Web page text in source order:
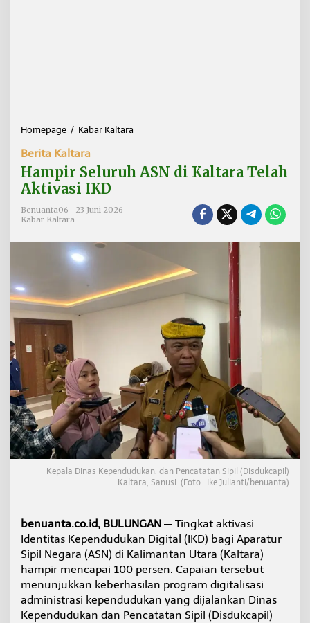
Homepage / Kabar Kaltara
p
i
u
h
A
S
a
l
t
a
a
T
e
l
a
t
i
v
a
s
i
I
K
Berita Kaltara
Hampir Seluruh ASN di Kaltara Telah
Aktivasi IKD
Benuanta06
23 Juni 2026
Kabar Kaltara
Kepala Dinas Kependudukan, dan Pencatatan Sipil (Disdukcapil)
Kaltara, Sanusi. (Foto : Ike Julianti/benuanta)
benuanta.co.id, BULUNGAN — Tingkat aktivasi
Identitas Kependudukan Digital (IKD) bagi Aparatur
Sipil Negara (ASN) di Kalimantan Utara (Kaltara)
hampir mencapai 100 persen. Capaian tersebut
menunjukkan keberhasilan program digitalisasi
administrasi kependudukan yang dijalankan Dinas
Kependudukan dan Pencatatan Sipil (Disdukcapil)